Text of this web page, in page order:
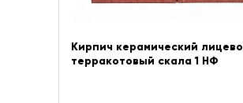
Кирпич керамический
терракотовый скала 1 НФ